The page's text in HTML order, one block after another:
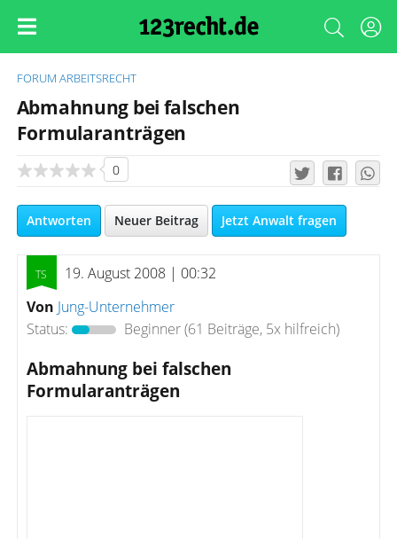
FORUM ARBEITSRECHT
Abmahnung bei falschen
Formularanträgen
0
Antworten Neuer Beitrag Jetzt Anwalt fragen
19. August 2008 | 00:32
Von Jung-Unternehmer
Status:
Beginner(61 Beiträge, 5x hilfreich)
Abmahnung bei falschen
Formularanträgen